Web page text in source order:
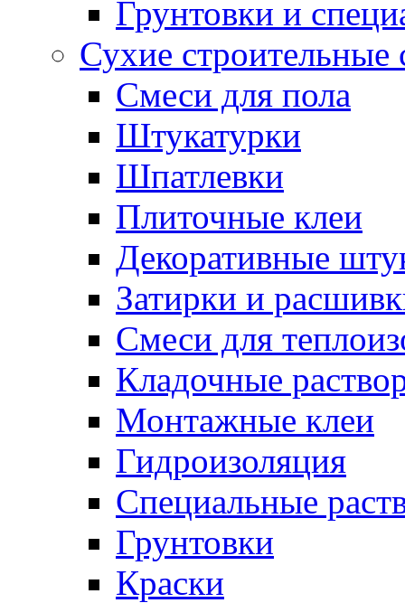
Грунтовки и
Сухие
Смеси для пола
Штукатурки
Шпатлевки
Плиточные клеи
Декоративные
Затирки и
Смеси для
Кладочные
Монтажные клеи
Гидроизоляция
Специальные
Грунтовки
Краски